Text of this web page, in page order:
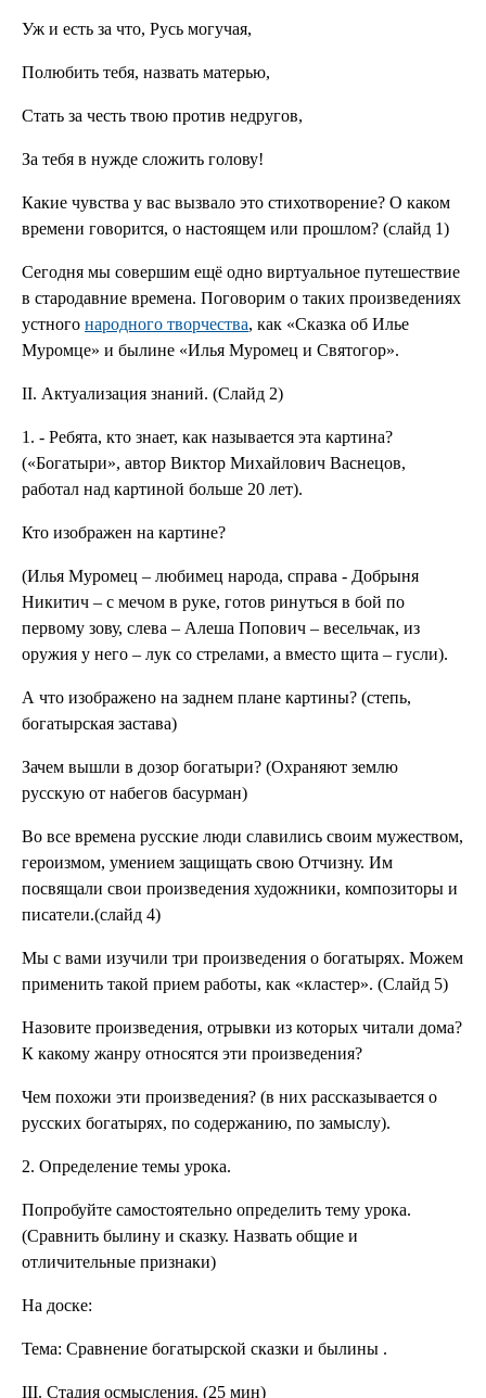
Уж и есть за что, Русь могучая,
Полюбить тебя, назвать матерью,
Стать за честь твою против недругов,
За тебя в нужде сложить голову!
Какие чувства у вас вызвало это стихотворение? О каком
времени говорится, о настоящем или прошлом? (слайд 1)
Сегодня мы совершим ещё одно виртуальное путешествие
в стародавние времена. Поговорим о таких произведениях
устного народного творчества, как «Сказка об Илье
Муромце» и былине «Илья Муромец и Святогор».
ІІ. Актуализация знаний. (Слайд 2)
1. - Ребята, кто знает, как называется эта картина?
(«Богатыри», автор Виктор Михайлович Васнецов,
работал над картиной больше 20 лет).
Кто изображен на картине?
(Илья Муромец – любимец народа, справа - Добрыня
Никитич – с мечом в руке, готов ринуться в бой по
первому зову, слева – Алеша Попович – весельчак, из
оружия у него – лук со стрелами, а вместо щита – гусли).
А что изображено на заднем плане картины? (степь,
богатырская застава)
Зачем вышли в дозор богатыри? (Охраняют землю
русскую от набегов басурман)
Во все времена русские люди славились своим мужеством,
героизмом, умением защищать свою Отчизну. Им
посвящали свои произведения художники, композиторы и
писатели.(слайд 4)
Мы с вами изучили три произведения о богатырях. Можем
применить такой прием работы, как «кластер». (Слайд 5)
Назовите произведения, отрывки из которых читали дома?
К какому жанру относятся эти произведения?
Чем похожи эти произведения? (в них рассказывается о
русских богатырях, по содержанию, по замыслу).
2. Определение темы урока.
Попробуйте самостоятельно определить тему урока.
(Сравнить былину и сказку. Назвать общие и
отличительные признаки)
На доске:
Тема: Сравнение богатырской сказки и былины .
ІІІ. Стадия осмысления. (25 мин)